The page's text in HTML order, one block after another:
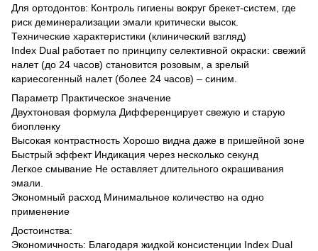
Для ортодонтов: Контроль гигиены вокруг брекет-систем, где
риск деминерализации эмали критически высок.
Технические характеристики (клинический взгляд)
Index Dual работает по принципу селективной окраски: свежий
налет (до 24 часов) становится розовым, а зрелый
кариесогенный налет (более 24 часов) – синим.
Параметр Практическое значение
Двухтоновая формула Дифференцирует свежую и старую
биопленку
Высокая контрастность Хорошо видна даже в пришейной зоне
Быстрый эффект Индикация через несколько секунд
Легкое смывание Не оставляет длительного окрашивания
эмали.
Экономный расход Минимальное количество на одно
применение
Достоинства:
Экономичность: Благодаря жидкой консистенции Index Dual